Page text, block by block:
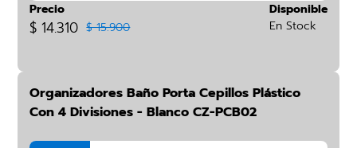
Precio
$ 14.310 $ 15.900
Disponible
En Stock
Organizadores Baño Porta Cepillos Plástico
Con 4 Divisiones - Blanco CZ-PCB02